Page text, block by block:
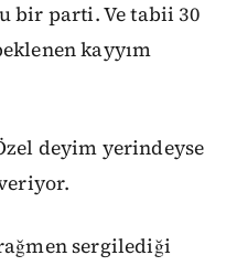
bir parti. Ve tabii 30
kayyım
deyim yerindeyse
sergilediği